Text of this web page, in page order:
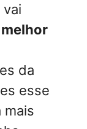
melhor
da
esse
mais